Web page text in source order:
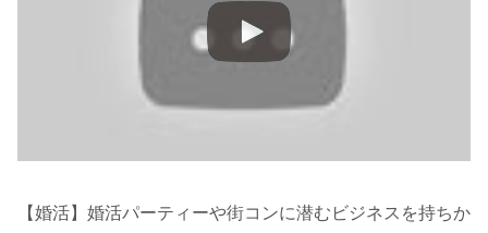
【婚活】婚活パーティーや街コンに潜むビジネスを持ちか